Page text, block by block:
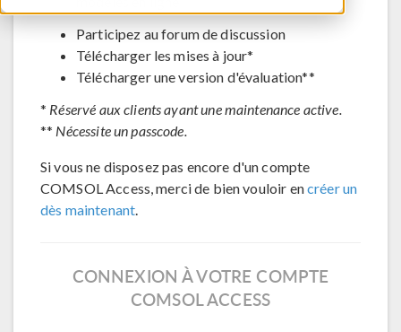
Participez au forum de discussion
Télécharger les mises à jour*
Télécharger une version d'évaluation**
* Réservé aux clients ayant une maintenance active.
** Nécessite un passcode.
Si vous ne disposez pas encore d'un compte
COMSOL Access, merci de bien vouloir encréer un
dès maintenant.
CONNEXION À VOTRE COMPTE
COMSOL ACCESS